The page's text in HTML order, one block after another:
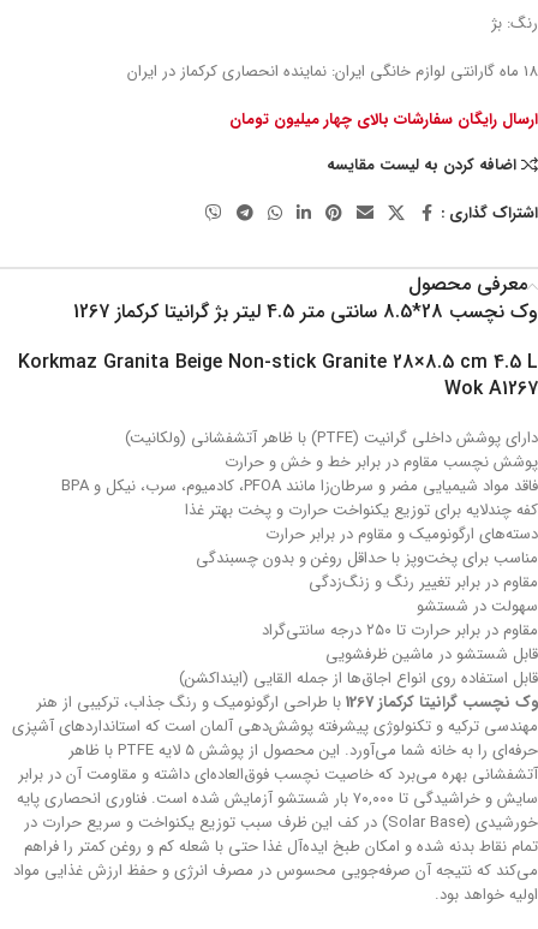
رنگ: بژ
18 ماه گارانتی لوازم خانگی ایران: نماینده انحصاری کرکماز در ایران
ارسال رایگان سفارشات بالای چهار میلیون تومان
اضافه کردن به لیست مقایسه
اشتراک گذاری :
معرفی محصول
وک نچسب 28*8.5 سانتی متر 4.5 لیتر بژ گرانیتا کرکماز 1267
Korkmaz Granita Beige Non-stick Granite 28×8.5 cm 4.5 L
Wok A1267
دارای پوشش داخلی گرانیت (PTFE) با ظاهر آتشفشانی (ولکانیت)
پوشش نچسب مقاوم در برابر خط و خش و حرارت
فاقد مواد شیمیایی مضر و سرطان‌زا مانند PFOA، کادمیوم، سرب، نیکل و BPA
کفه چند‌لایه برای توزیع یکنواخت حرارت و پخت بهتر غذا
دسته‌های ارگونومیک و مقاوم در برابر حرارت
مناسب برای پخت‌وپز با حداقل روغن و بدون چسبندگی
مقاوم در برابر تغییر رنگ و زنگ‌زدگی
سهولت در شستشو
مقاوم در برابر حرارت تا ۲۵۰ درجه سانتی‌گراد
قابل شستشو در ماشین ظرفشویی
قابل استفاده روی انواع اجاق‌ها از جمله القایی (اینداکشن)
وک نچسب گرانیتا کرکماز 1267
با طراحی ارگونومیک و رنگ جذاب، ترکیبی از هنر
مهندسی ترکیه و تکنولوژی پیشرفته پوشش‌دهی آلمان است که استانداردهای آشپزی
حرفه‌ای را به خانه شما می‌آورد. این محصول از پوشش ۵ لایه PTFE با ظاهر
آتشفشانی بهره می‌برد که خاصیت نچسب فوق‌العاده‌ای داشته و مقاومت آن در برابر
سایش و خراشیدگی تا ۷۰,۰۰۰ بار شستشو آزمایش شده است. فناوری انحصاری پایه
خورشیدی (Solar Base) در کف این ظرف سبب توزیع یکنواخت و سریع حرارت در
تمام نقاط بدنه شده و امکان طبخ ایده‌آل غذا حتی با شعله کم و روغن کمتر را فراهم
می‌کند که نتیجه آن صرفه‌جویی محسوس در مصرف انرژی و حفظ ارزش غذایی مواد
اولیه خواهد بود.